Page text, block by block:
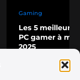
Gaming
Les 5 meilleurs
PC gamer à
2025